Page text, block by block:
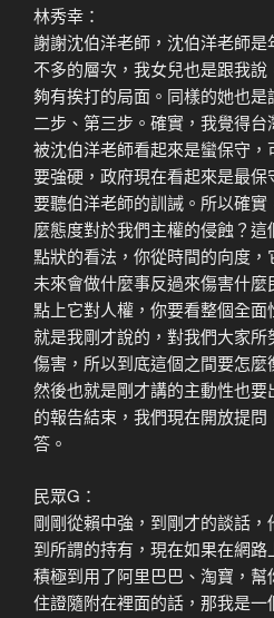
林秀幸：
謝謝沈伯洋老師，沈伯洋老師
不多的層次，我女兒也是跟我
夠有挨打的局面。同樣的她也
二步、第三步。確實，我覺得
被沈伯洋老師看起來是蠻保守
要強硬，政府現在看起來是最
要聽伯洋老師的訓誡。所以確
麼態度對於我們主權的侵蝕？
點狀的看法，你從時間的向度
未來會做什麼事反過來傷害什
點上它對人權，你要看整個全
就是我剛才說的，對我們大家
傷害，所以到底這個之間要怎麼
然後也就是剛才講的主動性也
的報告結束，我們現在開放提
答。
民眾G：
剛剛從賴中強，到剛才的談話
到所謂的持有，現在如果在網
積極到用了阿里巴巴、淘寶，
住證隨附在裡面的話，那我是